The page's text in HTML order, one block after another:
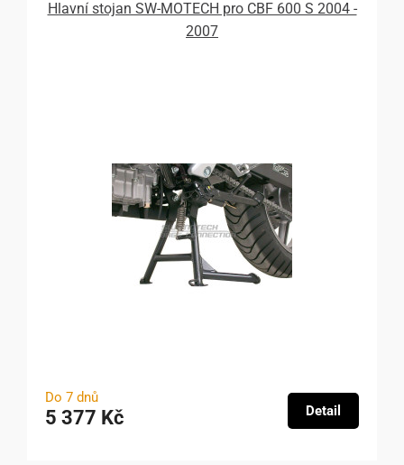
Hlavní stojan SW-MOTECH pro CBF 600 S 2004 -
2007
Do 7 dnů
5 377 Kč Detail